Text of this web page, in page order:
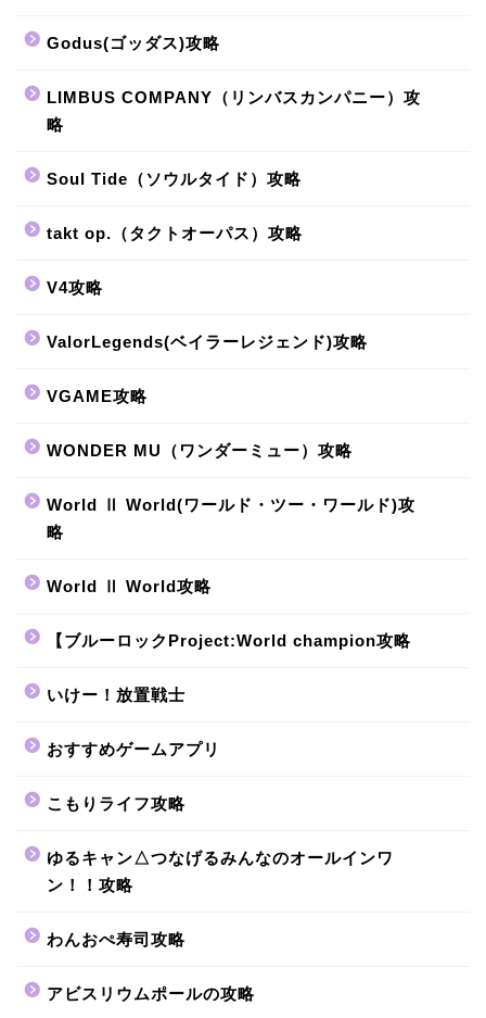
Godus(ゴッダス)攻略
LIMBUS COMPANY（リンバスカンパニー）攻
略
Soul Tide（ソウルタイド）攻略
takt op.（タクトオーパス）攻略
V4攻略
ValorLegends(ベイラーレジェンド)攻略
VGAME攻略
WONDER MU（ワンダーミュー）攻略
World Ⅱ World(ワールド・ツー・ワールド)攻
略
World Ⅱ World攻略
【ブルーロックProject:World champion攻略
いけー！放置戦士
おすすめゲームアプリ
こもりライフ攻略
ゆるキャン△つなげるみんなのオールインワ
ン！！攻略
わんおぺ寿司攻略
アビスリウムポールの攻略